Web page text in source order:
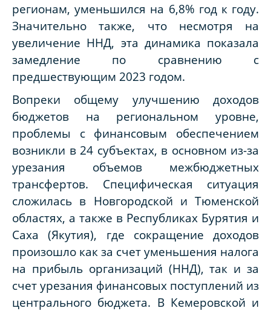
регионам, уменьшился на 6,8% год к году.
Значительно также, что несмотря на
увеличение ННД, эта динамика показала
замедление по сравнению с
предшествующим 2023 годом.
Вопреки общему улучшению доходов
бюджетов на региональном уровне,
проблемы с финансовым обеспечением
возникли в 24 субъектах, в основном из-за
урезания объемов межбюджетных
трансфертов. Специфическая ситуация
сложилась в Новгородской и Тюменской
областях, а также в Республиках Бурятия и
Саха (Якутия), где сокращение доходов
произошло как за счет уменьшения налога
на прибыль организаций (ННД), так и за
счет урезания финансовых поступлений из
центрального бюджета. В Кемеровской и